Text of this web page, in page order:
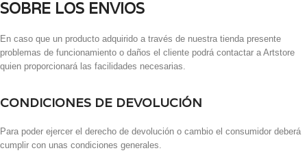
SOBRE LOS ENVIOS
En caso que un producto adquirido a través de nuestra tienda presente
problemas de funcionamiento o daños el cliente podrá contactar a Artstore
quien proporcionará las facilidades necesarias.
CONDICIONES DE DEVOLUCIÓN
Para poder ejercer el derecho de devolución o cambio el consumidor deberá
cumplir con unas condiciones generales.